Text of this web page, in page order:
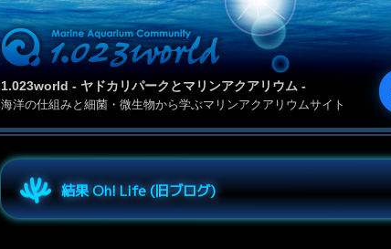
1.023world - ヤドカリパークとマリンアクアリウム -
海洋の仕組みと細菌・微生物から学ぶマリンアクアリウムサイト
結果 Oh! Life (旧ブログ)